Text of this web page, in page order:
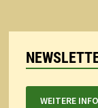
WEITERE